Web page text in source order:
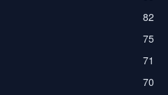
82
75
71
70